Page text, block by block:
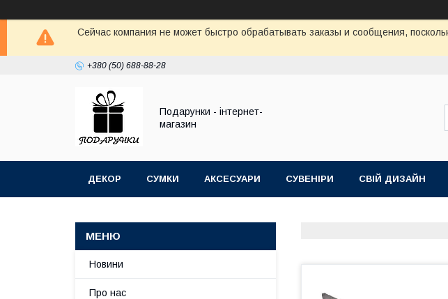
Сейчас компания не может быстро обрабатывать заказы и сообщения,
+380 (50) 688-88-28
Подарунки - інтернет-
магазин
ДЕКОР СУМКИ АКСЕСУАРИ СУВЕНІРИ СВІЙ ДИЗАЙН
Новини
Про нас